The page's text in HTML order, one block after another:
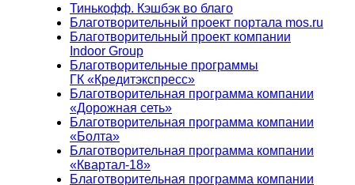
Тинькофф. Кэшбэк во благо
Благотворительный проект портала mos.ru
Благотворительный проект компании
Indoor Group
Благотворительные программы
ГК «Кредитэкспресс»
Благотворительная программа компании
«Дорожная сеть»
Благотворительная программа компании
«Болта»
Благотворительная программа компании
«Квартал-18»
Благотворительная программа компании